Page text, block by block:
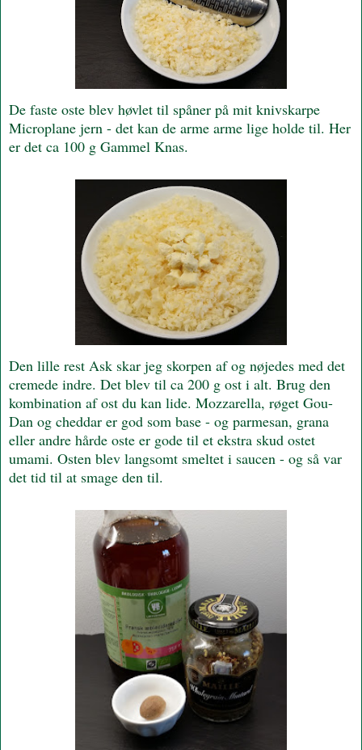
De faste oste blev høvlet til spåner på mit knivskarpe
Microplane jern - det kan de arme arme lige holde til. Her
er det ca 100 g Gammel Knas.
Den lille rest Ask skar jeg skorpen af og nøjedes med det
cremede indre. Det blev til ca 200 g ost i alt. Brug den
kombination af ost du kan lide. Mozzarella, røget Gou-
Dan og cheddar er god som base - og parmesan, grana
eller andre hårde oste er gode til et ekstra skud ostet
umami. Osten blev langsomt smeltet i saucen - og så var
det tid til at smage den til.